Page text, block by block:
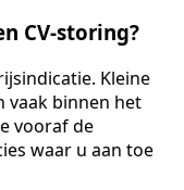
CV-storing?
Kleine
vaak binnen het
vooraf de
waar u aan toe